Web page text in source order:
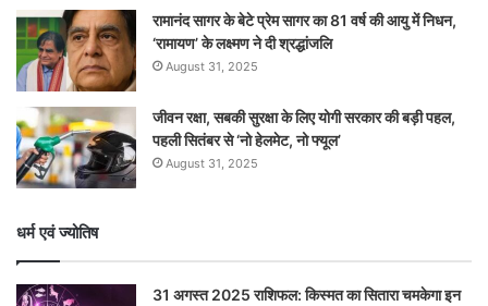
रामानंद सागर के बेटे प्रेम सागर का 81 वर्ष की आयु में निधन,
‘रामायण’ के लक्ष्मण ने दी श्रद्धांजलि
August 31, 2025
जीवन रक्षा, सबकी सुरक्षा के लिए योगी सरकार की बड़ी पहल,
पहली सितंबर से ‘नो हेलमेट, नो फ्यूल’
August 31, 2025
धर्म एवं ज्योतिष
31 अगस्त 2025 राशिफल: किस्मत का सितारा चमकेगा इन